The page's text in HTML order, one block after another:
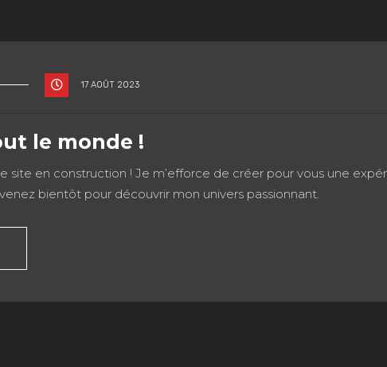
17 AOÛT 2023
le monde !
site en construction ! Je m’efforce de créer pour vous une
bientôt pour découvrir mon univers passionnant.